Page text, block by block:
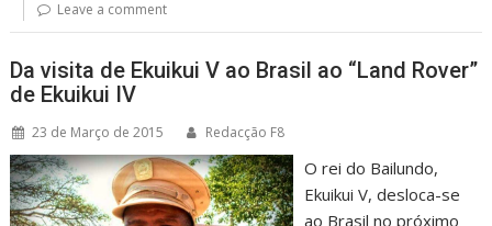
Leave a comment
Da visita de Ekuikui V ao Brasil ao “Land Rover”
de Ekuikui IV
23 de Março de 2015 Redacção F8
O rei do Bailundo,
Ekuikui V, desloca-se
ao Brasil no próximo